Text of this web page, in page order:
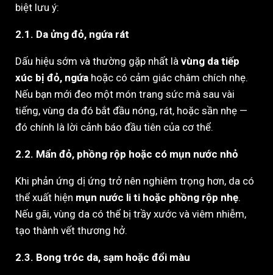
biệt lưu ý:
2.1. Da ửng đỏ, ngứa rát
Dấu hiệu sớm và thường gặp nhất là vùng da tiếp
xúc bị đỏ, ngứa hoặc có cảm giác châm chích nhẹ.
Nếu bạn mới đeo một món trang sức mà sau vài
tiếng, vùng da đó bắt đầu nóng, rát, hoặc sần nhẹ —
đó chính là lời cảnh báo đầu tiên của cơ thể.
2.2. Mẩn đỏ, phồng rộp hoặc có mụn nước nhỏ
Khi phản ứng dị ứng trở nên nghiêm trọng hơn, da có
thể xuất hiện mụn nước li ti hoặc phồng rộp nhẹ.
Nếu gãi, vùng da có thể bị trầy xước và viêm nhiễm,
tạo thành vết thương hở.
2.3. Bong tróc da, sạm hoặc đổi màu